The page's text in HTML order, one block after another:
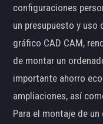
configuraciones
un presupuesto y
gráfico CAD CAM,
de montar un
importante ahorro
ampliaciones, así
Para el montaje de